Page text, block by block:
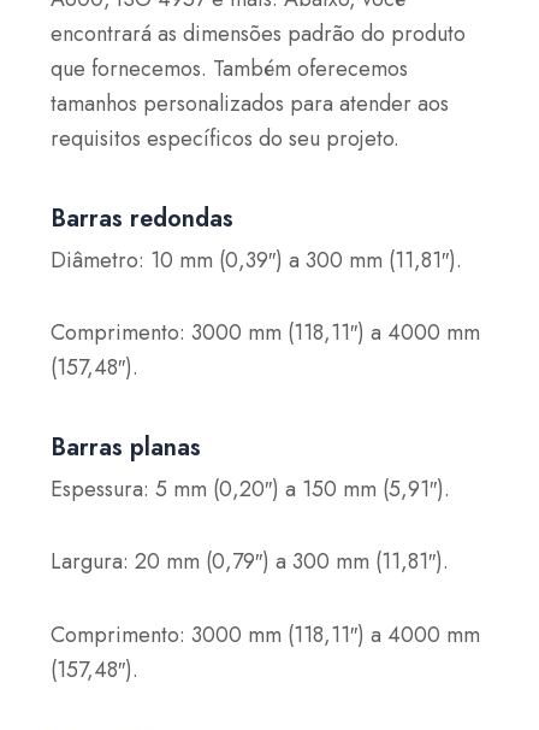
encontrará as dimensões padrão do produto
que fornecemos. Também oferecemos
tamanhos personalizados para atender aos
requisitos específicos do seu projeto.
Barras redondas
Diâmetro: 10 mm (0,39″) a 300 mm (11,81″).
Comprimento: 3000 mm (118,11″) a 4000 mm
(157,48″).
Barras planas
Espessura: 5 mm (0,20″) a 150 mm (5,91″).
Largura: 20 mm (0,79″) a 300 mm (11,81″).
Comprimento: 3000 mm (118,11″) a 4000 mm
(157,48″).